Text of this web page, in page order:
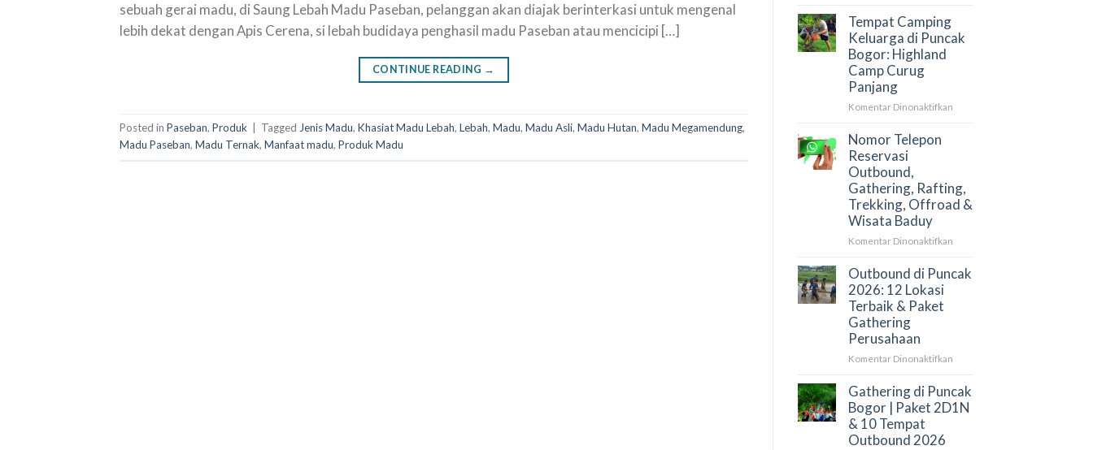
sebuah gerai madu, di Saung Lebah Madu Paseban, pelanggan akan diajak berinterkasi untuk mengenal
lebih dekat dengan Apis Cerena, si lebah budidaya penghasil madu Paseban atau mencicipi […]
CONTINUE READING →
Posted in Paseban, Produk Tagged Jenis Madu, Khasiat Madu Lebah, Lebah, Madu, Madu Asli, Madu Hutan, Madu Megamendung,
Madu Paseban, Madu Ternak, Manfaat madu, Produk Madu
Camp
Bogor:
Review
Terupdate
Tempat Camping
Keluarga di Puncak
Bogor: Highland
Camp Curug
Panjang
Komentar Dinonaktifkanpada
Bogor:
Highland
Curug
Nomor Telepon
Reservasi
Outbound,
Gathering, Rafting,
Trekking, Offroad &
Wisata Baduy
Komentar Dinonaktifkanpada
Telepon
Offroad
Wisata
Baduy
Outbound di Puncak
2026: 12 Lokasi
Terbaik & Paket
Gathering
Perusahaan
Komentar Dinonaktifkanpada
di
Puncak
2026:
Gathering di Puncak
Bogor | Paket 2D1N
& 10 Tempat
Outbound 2026